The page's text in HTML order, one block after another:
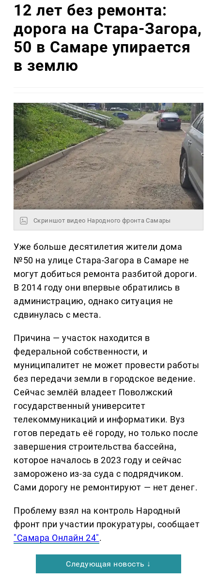
12 лет без ремонта:
дорога на Стара-Загора,
50 в Самаре упирается
в землю
Скриншот видео Народного фронта Самары
Уже больше десятилетия жители дома
№50 на улице Стара-Загора в Самаре не
могут добиться ремонта разбитой дороги.
В 2014 году они впервые обратились в
администрацию, однако ситуация не
сдвинулась с места.
Причина — участок находится в
федеральной собственности, и
муниципалитет не может провести работы
без передачи земли в городское ведение.
Сейчас землёй владеет Поволжский
государственный университет
телекоммуникаций и информатики. Вуз
готов передать её городу, но только после
завершения строительства бассейна,
которое началось в 2023 году и сейчас
заморожено из-за суда с подрядчиком.
Сами дорогу не ремонтируют — нет денег.
Проблему взял на контроль Народный
фронт при участии прокуратуры, сообщает
"Самара Онлайн 24".
Следующая новость ↓